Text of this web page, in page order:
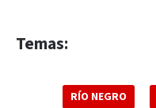
Temas:
RÍO NEGRO